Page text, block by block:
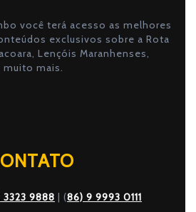
você terá acesso as melhores
exclusivos sobre a Rota
Lençóis Maranhenses,
muito mais.
3323 9888 | (86) 9 9993 0111